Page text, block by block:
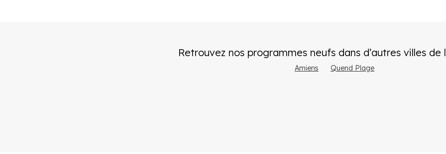
Une commune de propriétairesRetrouvez nos programmes neufs dans d’autres villes de
Amiens Quend Plage